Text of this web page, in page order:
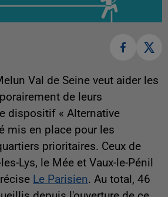
Val de Seine veut aider les
de leurs
dispositif « Alternative
mis en place pour les
prioritaires. Ceux de
Lys, le Mée et Vaux-le-Pénil
Le Parisien. Au total, 46